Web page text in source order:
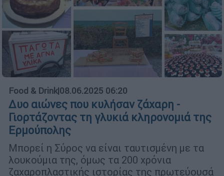
Food & Drink|08.06.2025 06:20
Δυο αιώνες που κυλήσαν ζάχαρη -
Γιορτάζοντας τη γλυκιά κληρονομιά της
Ερμούπολης
Μπορεί η Σύρος να είναι ταυτισμένη με τα
λουκούμια της, όμως τα 200 χρόνια
ζαχαροπλαστικής ιστορίας της πρωτεύουσά